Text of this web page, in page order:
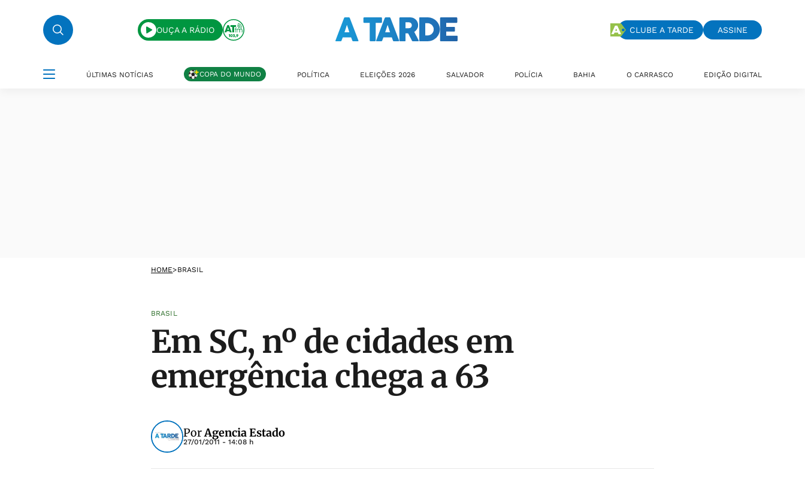
OUÇA A RÁDIO CLUBE A TARDE ASSINE
ÚLTIMAS NOTÍCIAS COPA DO MUNDO POLÍTICA ELEIÇÕES 2026 SALVADOR POLÍCIA BAHIA O CARRASCO EDIÇÃO DIGITAL
HOME>BRASIL
BRASIL
Em SC, nº de cidades em
emergência chega a 63
PorAgencia Estado
27/01/2011 - 14:08 h